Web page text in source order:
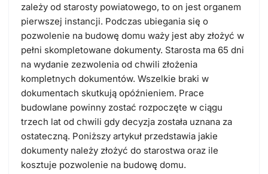
zależy od starosty powiatowego, to on jest organem
pierwszej instancji. Podczas ubiegania się o
pozwolenie na budowę domu waży jest aby złożyć w
pełni skompletowane dokumenty. Starosta ma 65 dni
na wydanie zezwolenia od chwili złożenia
kompletnych dokumentów. Wszelkie braki w
dokumentach skutkują opóźnieniem. Prace
budowlane powinny zostać rozpoczęte w ciągu
trzech lat od chwili gdy decyzja została uznana za
ostateczną. Poniższy artykuł przedstawia jakie
dokumenty należy złożyć do starostwa oraz ile
kosztuje pozwolenie na budowę domu.